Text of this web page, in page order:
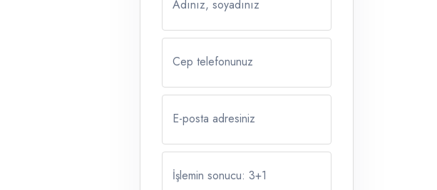
Adınız, soyadınız
Cep telefonunuz
E-posta adresiniz
İşlemin sonucu: 3+1